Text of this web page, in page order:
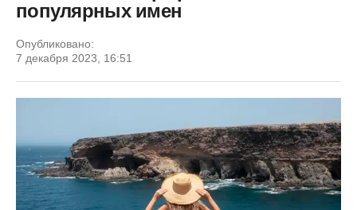
популярных имен
Опубликовано:
7 декабря 2023, 16:51